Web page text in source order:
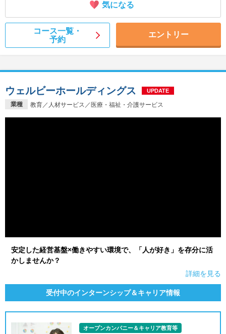
気になる
コース一覧・
予約
エントリー
業種 教育／人材サービス／医療・福祉・介護サービス
ウェルビーホールディングス UPDATE
安定した経営基盤×働きやすい環境で、「人が好き」を存分に活
かしませんか？
詳細を見る
受付中のインターンシップ＆キャリア情報
オープンカンパニー＆キャリア教育等